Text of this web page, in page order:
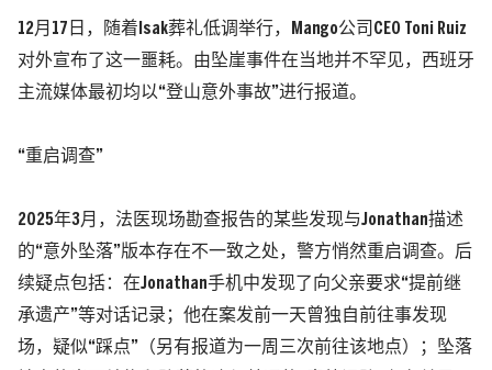
12月17日，随着Isak葬礼低调举行，Mango公司CEO Toni Ruiz
对外宣布了这一噩耗。由坠崖事件在当地并不罕见，西班牙
主流媒体最初均以“登山意外事故”进行报道。
“重启调查”
2025年3月，法医现场勘查报告的某些发现与Jonathan描述
的“意外坠落”版本存在不一致之处，警方悄然重启调查。后
续疑点包括： 在Jonathan手机中发现了向父亲要求“提前继
承遗产”等对话记录；他在案发前一天曾独自前往事发现
场，疑似“踩点” （另有报道为一周三次前往该地点）
；坠落